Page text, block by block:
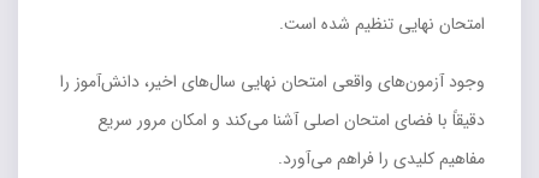
امتحان نهایی تنظیم شده است.
وجود آزمون‌های واقعی امتحان نهایی سال‌های اخیر، دانش‌آموز را
دقیقاً با فضای امتحان اصلی آشنا می‌کند و امکان مرور سریع
مفاهیم کلیدی را فراهم می‌آورد.